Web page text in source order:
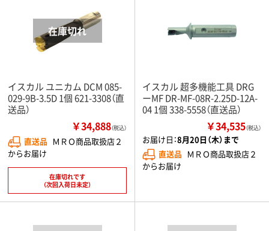
イスカル ユニカム DCM 085-
029-9B-3.5D 1個 621-3308（直
送品）
￥34,888（税込）
直送品 ＭＲＯ商品取扱店２
からお届け
在庫切れです
（次回入荷日未定）
イスカル 超多機能工具 DRG
ーMF DR-MF-08R-2.25D-12A-
04 1個 338-5558（直送品）
￥34,535（税込）
お届け日：8月20日（木）まで
直送品 ＭＲＯ商品取扱店２
からお届け